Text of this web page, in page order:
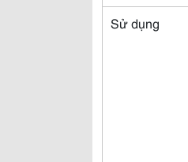
Sử dụng